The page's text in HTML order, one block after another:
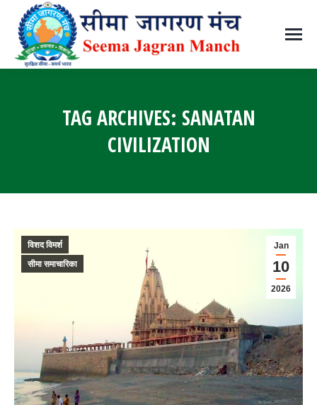
TAG ARCHIVES: SANATAN
CIVILIZATION
Jan
10
2026
विशद विमर्श
सीमा समाचारिका